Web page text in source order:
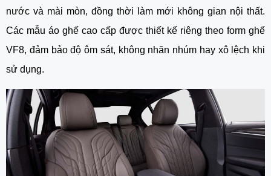
nước và mài mòn, đồng thời làm mới không gian nội thất.
Các mẫu áo ghế cao cấp được thiết kế riêng theo form ghế
VF8, đảm bảo độ ôm sát, không nhăn nhúm hay xô lệch khi
sử dụng.